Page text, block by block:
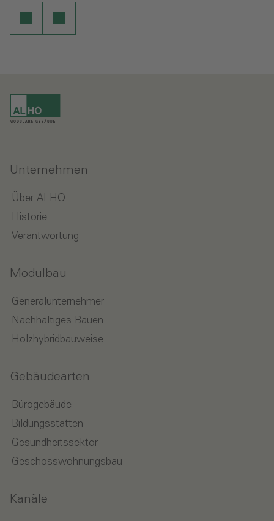
Unternehmen
Über ALHO
Historie
Verantwortung
Modulbau
Generalunternehmer
Nachhaltiges Bauen
Holzhybridbauweise
Gebäudearten
Bürogebäude
Bildungsstätten
Gesundheitssektor
Geschosswohnungsbau
Kanäle